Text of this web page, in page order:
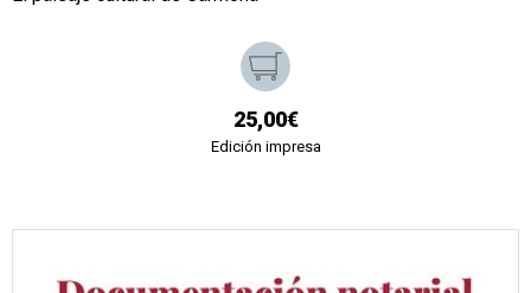
25,00€
Edición impresa